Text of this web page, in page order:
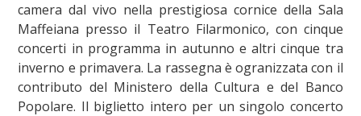
camera dal vivo nella prestigiosa cornice della Sala
Maffeiana presso il Teatro Filarmonico, con cinque
concerti in programma in autunno e altri cinque tra
inverno e primavera. La rassegna è ogranizzata con il
contributo del Ministero della Cultura e del Banco
Popolare. Il biglietto intero per un singolo concerto